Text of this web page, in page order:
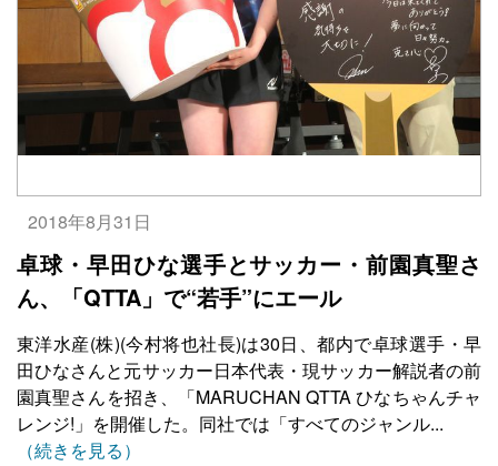
2018年8月31日
卓球・早田ひな選手とサッカー・前園真聖さ
ん、「QTTA」で“若手”にエール
東洋水産(株)(今村将也社長)は30日、都内で卓球選手・早
田ひなさんと元サッカー日本代表・現サッカー解説者の前
園真聖さんを招き、「MARUCHAN QTTA ひなちゃんチャ
レンジ!」を開催した。同社では「すべてのジャンル...
（続きを見る）